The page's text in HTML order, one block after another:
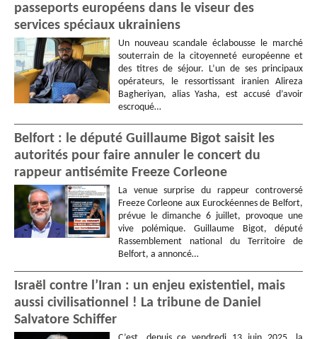
passeports européens dans le viseur des
services spéciaux ukrainiens
Un nouveau scandale éclabousse le marché
souterrain de la citoyenneté européenne et
des titres de séjour. L’un de ses principaux
opérateurs, le ressortissant iranien Alireza
Bagheriyan, alias Yasha, est accusé d’avoir
escroqué…
Belfort : le député Guillaume Bigot saisit les
autorités pour faire annuler le concert du
rappeur antisémite Freeze Corleone
La venue surprise du rappeur controversé
Freeze Corleone aux Eurockéennes de Belfort,
prévue le dimanche 6 juillet, provoque une
vive polémique. Guillaume Bigot, député
Rassemblement national du Territoire de
Belfort, a annoncé…
Israël contre l’Iran : un enjeu existentiel, mais
aussi civilisationnel ! La tribune de Daniel
Salvatore Schiffer